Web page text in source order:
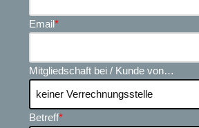
Email*
Mitgliedschaft bei / Kunde von…
Betreff*